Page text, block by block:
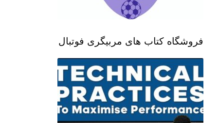
فروشگاه کتاب های مربیگری فوتبال